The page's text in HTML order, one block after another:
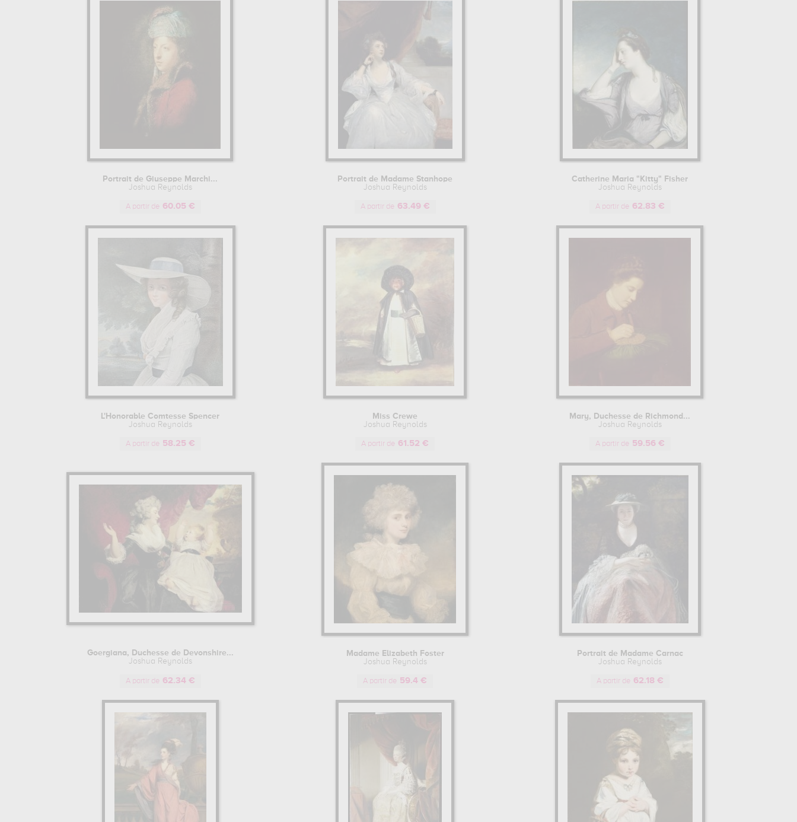
Portrait de Giuseppe Marchi...
Joshua Reynolds
A partir de 60.05 €
Portrait de Madame Stanhope
Joshua Reynolds
A partir de 63.49 €
Catherine Maria "Kitty" Fisher
Joshua Reynolds
A partir de 62.83 €
L'Honorable Comtesse Spencer
Joshua Reynolds
A partir de 58.25 €
Miss Crewe
Joshua Reynolds
A partir de 61.52 €
Mary, Duchesse de Richmond...
Joshua Reynolds
A partir de 59.56 €
Goergiana, Duchesse de Devonshire...
Joshua Reynolds
A partir de 62.34 €
Madame Elizabeth Foster
Joshua Reynolds
A partir de 59.4 €
Portrait de Madame Carnac
Joshua Reynolds
A partir de 62.18 €